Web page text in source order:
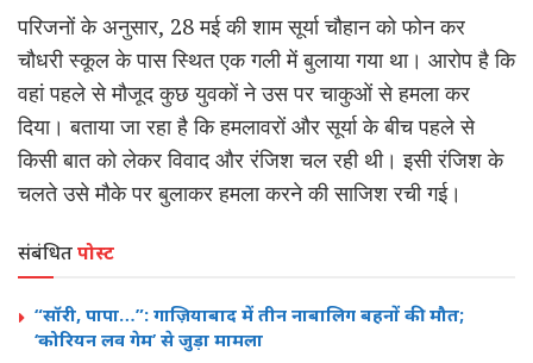
परिजनों के अनुसार, 28 मई की शाम सूर्या चौहान को फोन कर
चौधरी स्कूल के पास स्थित एक गली में बुलाया गया था। आरोप है कि
वहां पहले से मौजूद कुछ युवकों ने उस पर चाकुओं से हमला कर
दिया। बताया जा रहा है कि हमलावरों और सूर्या के बीच पहले से
किसी बात को लेकर विवाद और रंजिश चल रही थी। इसी रंजिश के
चलते उसे मौके पर बुलाकर हमला करने की साजिश रची गई।
संबंधितपोस्ट
“सॉरी, पापा…”: गाज़ियाबाद में तीन नाबालिग बहनों की मौत;
‘कोरियन लव गेम’ से जुड़ा मामला